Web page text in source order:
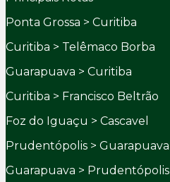
Ponta Grossa > Curitiba
Curitiba > Telêmaco Borba
Guarapuava > Curitiba
Curitiba > Francisco Beltrão
Foz do Iguaçu > Cascavel
Prudentópolis > Guarapuava
Guarapuava > Prudentópolis